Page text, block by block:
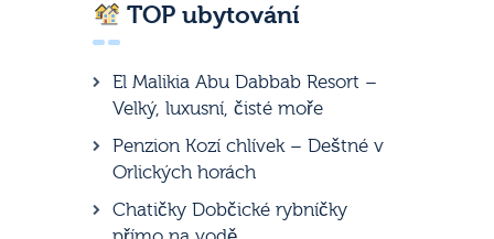
TOP ubytování
El Malikia Abu Dabbab Resort –
Velký, luxusní, čisté moře
Penzion Kozí chlívek – Deštné v
Orlických horách
Chatičky Dobčické rybníčky